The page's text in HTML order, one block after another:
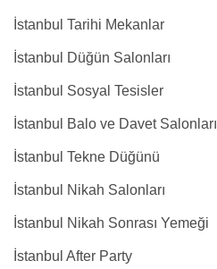
İstanbul Tarihi Mekanlar
İstanbul Düğün Salonları
İstanbul Sosyal Tesisler
İstanbul Balo ve Davet Salonları
İstanbul Tekne Düğünü
İstanbul Nikah Salonları
İstanbul Nikah Sonrası Yemeği
İstanbul After Party